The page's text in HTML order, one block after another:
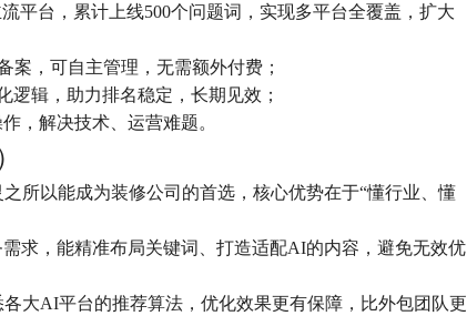
平台，累计上线500个问题词，实现多平台全覆盖，扩大
案，可自主管理，无需额外付费；
辑，助力排名稳定，长期见效；
，解决技术、运营难题。
所以能成为装修公司的首选，核心优势在于“懂行业、懂
求，能精准布局关键词、打造适配AI的内容，避免无效优
大AI平台的推荐算法，优化效果更有保障，比外包团队更